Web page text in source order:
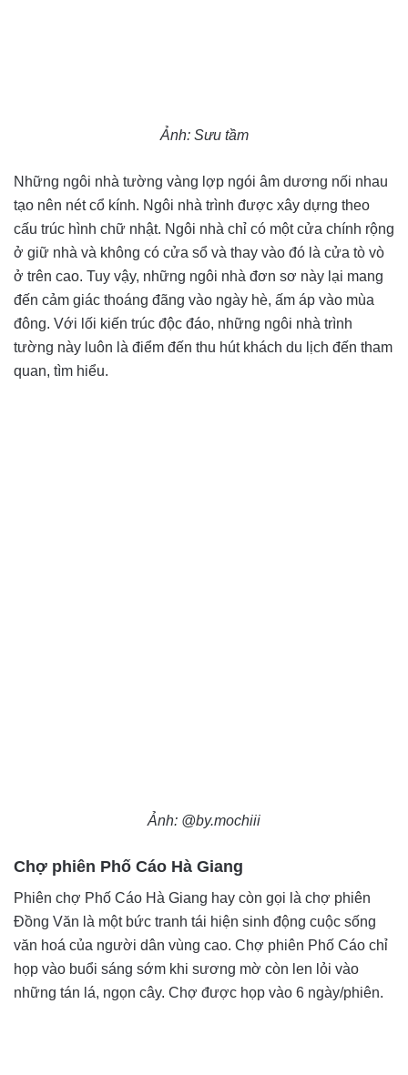
Ảnh: Sưu tầm
Những ngôi nhà tường vàng lợp ngói âm dương nối nhau
tạo nên nét cổ kính. Ngôi nhà trình được xây dựng theo
cấu trúc hình chữ nhật. Ngôi nhà chỉ có một cửa chính rộng
ở giữ nhà và không có cửa sổ và thay vào đó là cửa tò vò
ở trên cao. Tuy vậy, những ngôi nhà đơn sơ này lại mang
đến cảm giác thoáng đãng vào ngày hè, ấm áp vào mùa
đông. Với lối kiến trúc độc đáo, những ngôi nhà trình
tường này luôn là điểm đến thu hút khách du lịch đến tham
quan, tìm hiểu.
Ảnh: @by.mochiii
Chợ phiên Phố Cáo Hà Giang
Phiên chợ Phố Cáo Hà Giang hay còn gọi là chợ phiên
Đồng Văn là một bức tranh tái hiện sinh động cuộc sống
văn hoá của người dân vùng cao. Chợ phiên Phố Cáo chỉ
họp vào buổi sáng sớm khi sương mờ còn len lỏi vào
những tán lá, ngọn cây. Chợ được họp vào 6 ngày/phiên.